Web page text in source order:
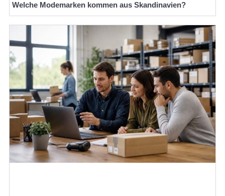
Welche Modemarken kommen aus Skandinavien?